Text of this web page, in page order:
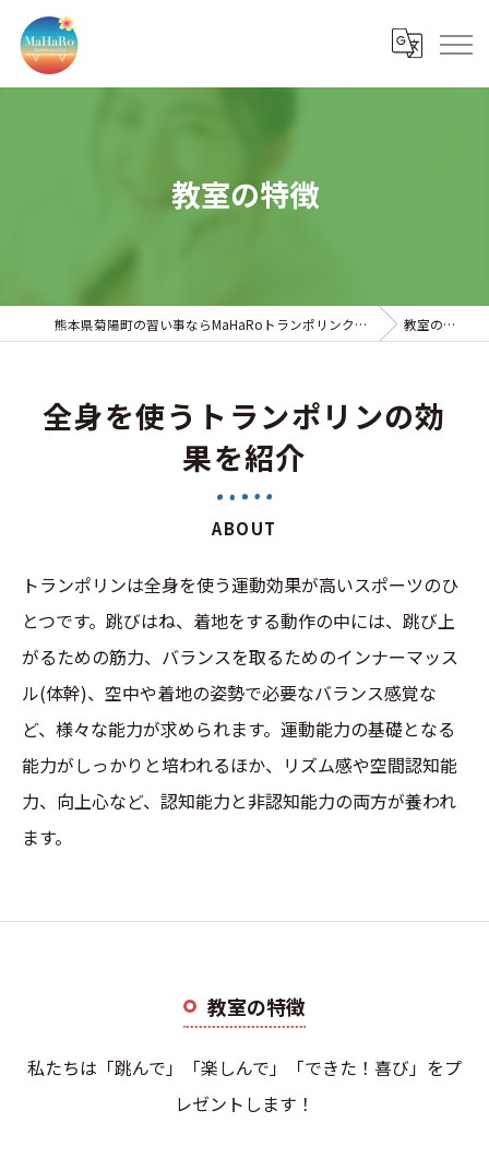
教室の特徴
熊本県菊陽町の習い事ならMaHaRoトランポリンクラブ 教室の特徴
全身を使うトランポリンの効
果を紹介
ABOUT
トランポリンは全身を使う運動効果が高いスポーツのひ
とつです。跳びはね、着地をする動作の中には、跳び上
がるための筋力、バランスを取るためのインナーマッス
ル(体幹)、空中や着地の姿勢で必要なバランス感覚な
ど、様々な能力が求められます。運動能力の基礎となる
能力がしっかりと培われるほか、リズム感や空間認知能
力、向上心など、認知能力と非認知能力の両方が養われ
ます。
教室の特徴
私たちは「跳んで」「楽しんで」「できた！喜び」をプ
レゼントします！